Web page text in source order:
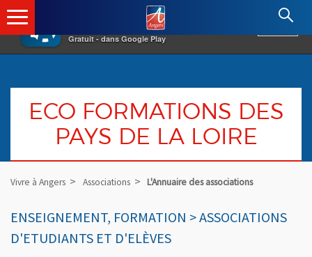
×
Gratuit - dans Google Play
Angers.fr : Retour à l'accueil
ECO FORMATIONS DES
PAYS DE LA LOIRE
Vivre à Angers Associations L'Annuaire des associations
ENSEIGNEMENT, FORMATION > ASSOCIATIONS
D'ETUDIANTS ET D'ELÈVES